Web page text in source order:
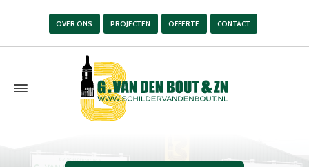
OVER ONS PROJECTEN OFFERTE CONTACT